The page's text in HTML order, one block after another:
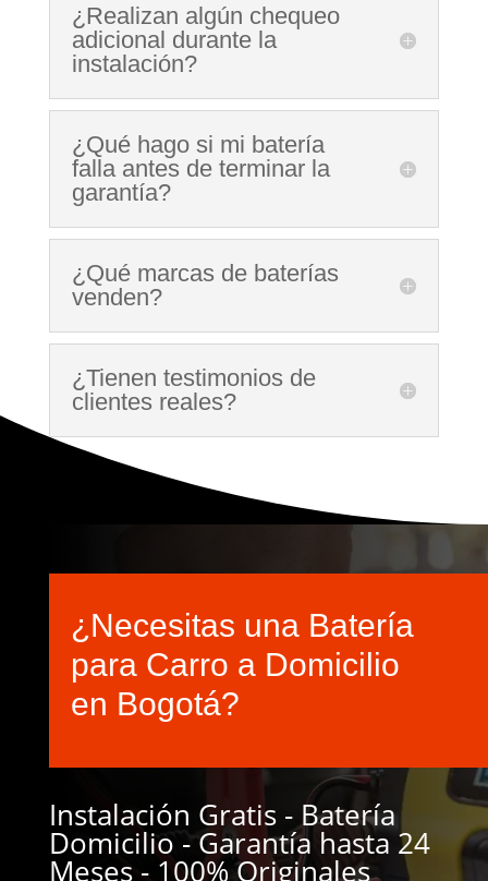
¿Realizan algún chequeo
adicional durante la
instalación?
¿Qué hago si mi batería
falla antes de terminar la
garantía?
¿Qué marcas de baterías
venden?
¿Tienen testimonios de
clientes reales?
¿Necesitas una Batería
para Carro a Domicilio
en Bogotá?
Instalación Gratis - Batería
Domicilio - Garantía hasta 24
Meses - 100% Originales